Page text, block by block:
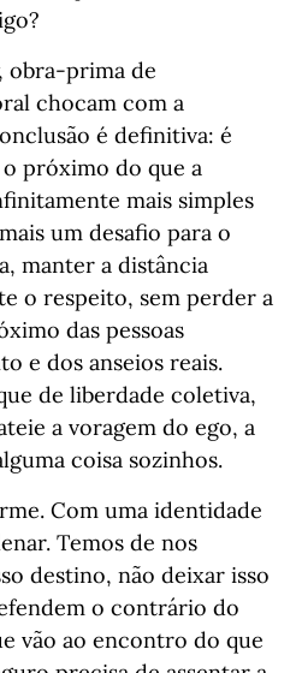
obra-prima de
chocam com a
é definitiva: é
próximo do que a
mais simples
um desafio para o
manter a distância
o respeito, sem perder a
das pessoas
e dos anseios reais.
de liberdade coletiva,
a voragem do ego, a
coisa sozinhos.
Com uma identidade
Temos de nos
destino, não deixar isso
o contrário do
vão ao encontro do que